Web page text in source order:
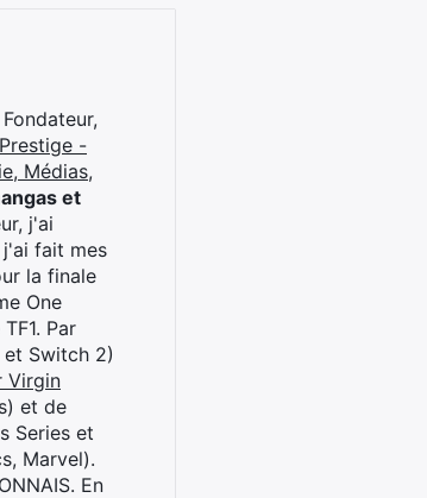
-
Médias,
et
j'ai
j'ai fait mes
la finale
One
Par
Switch 2)
Virgin
et de
Series et
Marvel).
En